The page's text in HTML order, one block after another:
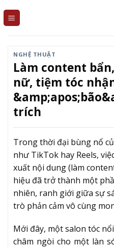
NGHỆ THUẬT
Làm content
nữ, tiệm tóc
trích
Trong thời đại bùng nổ
như TikTok hay Reels,
xuất nội dung (làm
hiệu đã trở thành một
nhiên, ranh giới giữa sự
trò phản cảm vô cùng
Mới đây, một salon tóc
châm ngòi cho một làn